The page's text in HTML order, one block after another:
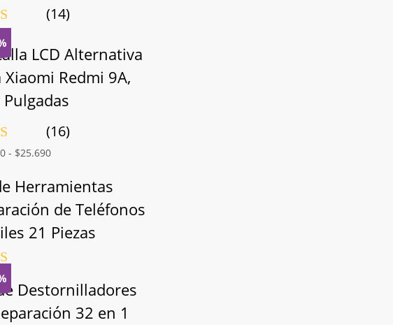
a
(14)
LCD Alternativa
Xiaomi Redmi 9A,
de
(16)
- $25.690Rango
precios:
desde
$24.550
hasta
$25.690
Herramientas
de Teléfonos
21 Piezas
deDestornilladores
32 en 1